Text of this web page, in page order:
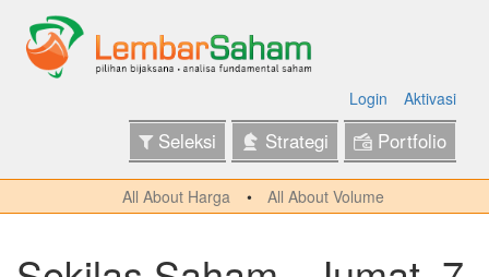
Login Aktivasi
Seleksi Strategi Portfolio
All About Harga All About Volume